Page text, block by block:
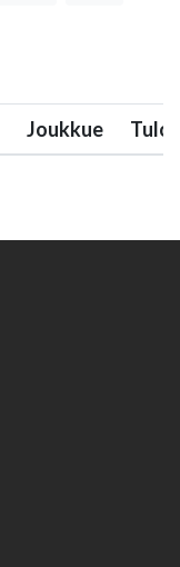
Joukkue Tulos